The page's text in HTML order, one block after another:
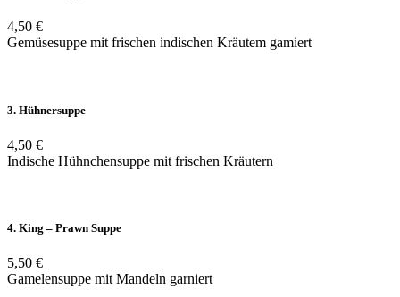
4,50 €
Gemüsesuppe mit frischen indischen Kräutem gamiert
3. Hühnersuppe
4,50 €
Indische Hühnchensuppe mit frischen Kräutern
4. King – Prawn Suppe
5,50 €
Gamelensuppe mit Mandeln garniert